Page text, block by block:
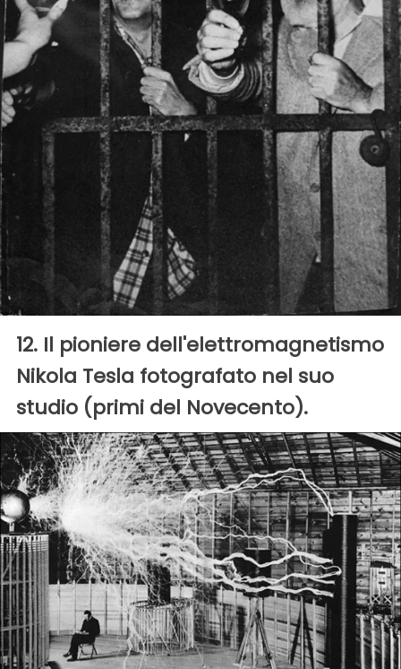
12. Il pioniere dell'elettromagnetismo
Nikola Tesla fotografato nel suo
studio (primi del Novecento).